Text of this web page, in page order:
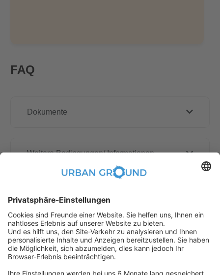
FAQ
Dokumente
Weitere Bedingungen/ Informationen
Erstattungspolitik